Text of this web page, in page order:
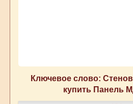
Ключевое слово:
купить Панель